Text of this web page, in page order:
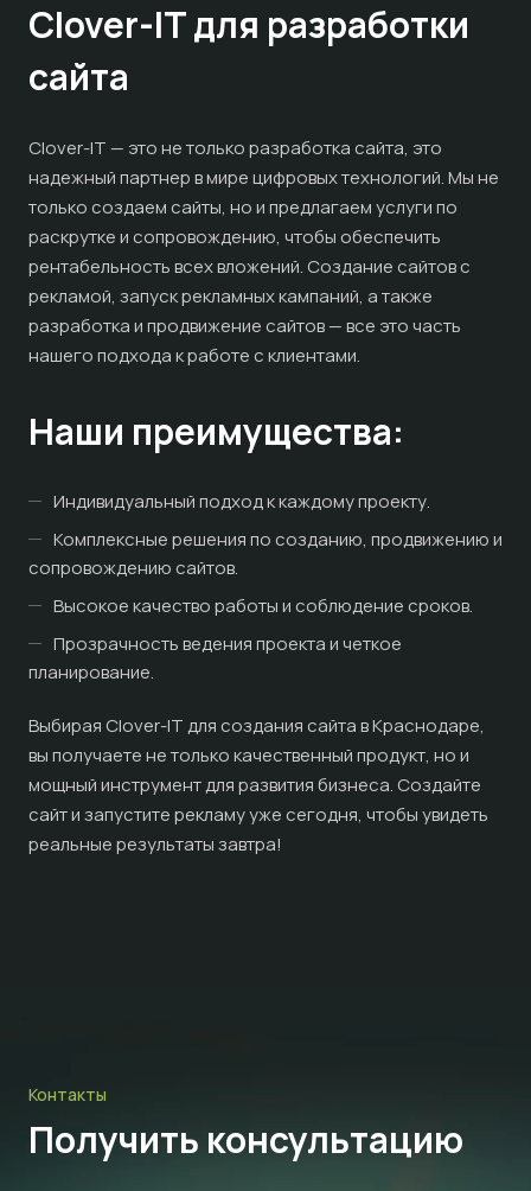
Clover-IT для разработки
сайта
Clover-IT — это не только разработка сайта, это
надежный партнер в мире цифровых технологий. Мы не
только создаем сайты, но и предлагаем услуги по
раскрутке и сопровождению, чтобы обеспечить
рентабельность всех вложений. Создание сайтов с
рекламой, запуск рекламных кампаний, а также
разработка и продвижение сайтов — все это часть
нашего подхода к работе с клиентами.
Наши преимущества:
Индивидуальный подход к каждому проекту.
Комплексные решения по созданию, продвижению и
сопровождению сайтов.
Высокое качество работы и соблюдение сроков.
Прозрачность ведения проекта и четкое
планирование.
Выбирая Clover-IT для создания сайта в Краснодаре,
вы получаете не только качественный продукт, но и
мощный инструмент для развития бизнеса. Создайте
сайт и запустите рекламу уже сегодня, чтобы увидеть
реальные результаты завтра!
Контакты
Получить консультацию